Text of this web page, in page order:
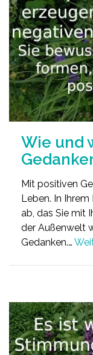
Wie und
Mit positiven
Leben. In
ab, das Sie mit
der Außenwelt
Gedanken.…